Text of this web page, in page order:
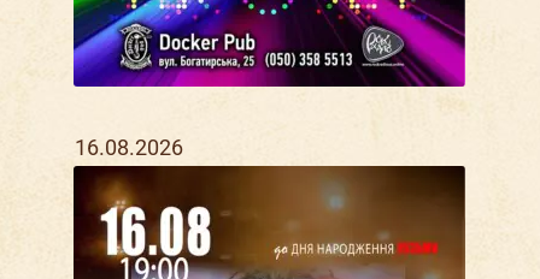
16.08.2026